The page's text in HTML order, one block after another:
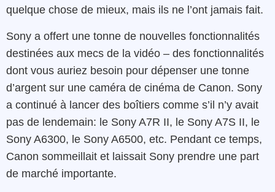
quelque chose de mieux, mais ils ne l’ont jamais fait.
Sony a offert une tonne de nouvelles fonctionnalités
destinées aux mecs de la vidéo – des fonctionnalités
dont vous auriez besoin pour dépenser une tonne
d’argent sur une caméra de cinéma de Canon. Sony
a continué à lancer des boîtiers comme s’il n’y avait
pas de lendemain: le Sony A7R II, le Sony A7S II, le
Sony A6300, le Sony A6500, etc. Pendant ce temps,
Canon sommeillait et laissait Sony prendre une part
de marché importante.